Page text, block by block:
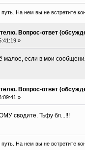
На нем вы не встретите
Вопрос-ответ
»
если в мои
Вопрос-ответ
»
сводите. Тьфу бл...!!!
На нем вы не встретите